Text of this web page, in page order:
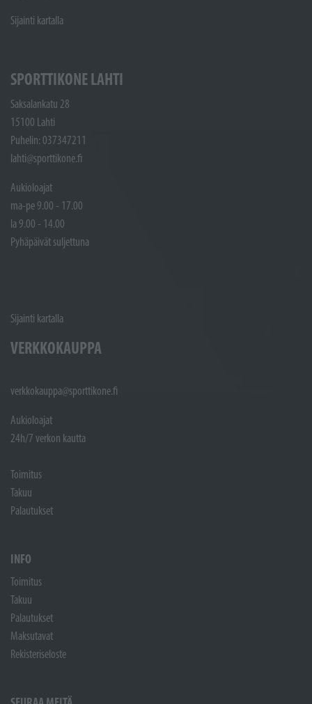
Sijainti kartalla
SPORTTIKONE LAHTI
Saksalankatu 28
15100 Lahti
Puhelin: 037347211
lahti@sporttikone.fi
Aukioloajat
ma-pe 9.00 - 17.00
la 9.00 - 14.00
Pyhäpäivät suljettuna
Sijainti kartalla
VERKKOKAUPPA
verkkokauppa@sporttikone.fi
Aukioloajat
24h/7 verkon kautta
Toimitus
Takuu
Palautukset
INFO
Toimitus
Takuu
Palautukset
Maksutavat
Rekisteriseloste